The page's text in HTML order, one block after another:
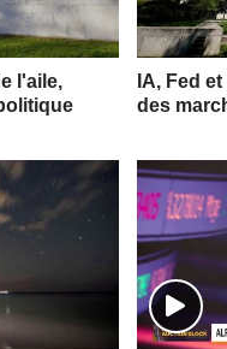
l'aile,
IA, Fed
des